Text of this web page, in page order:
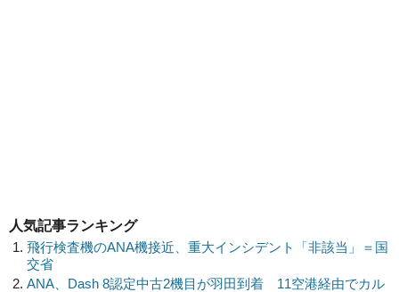
人気記事ランキング
飛行検査機のANA機接近、重大インシデント「非該当」＝国
交省
ANA、Dash 8認定中古2機目が羽田到着 11空港経由でカル